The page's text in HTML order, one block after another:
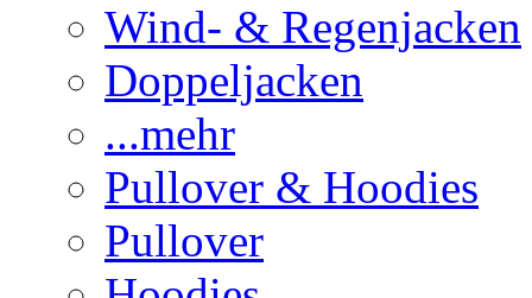
Wind- & Regenjacken
Doppeljacken
...mehr
Pullover & Hoodies
Pullover